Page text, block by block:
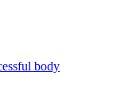
body